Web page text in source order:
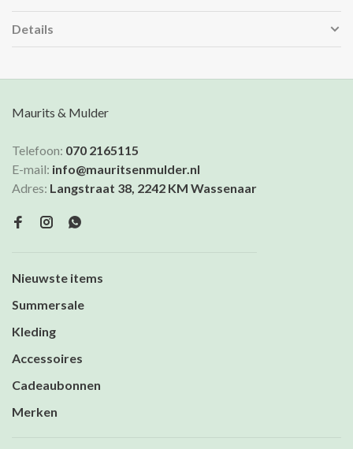
Details
Maurits & Mulder
Telefoon: 070 2165115
E-mail: info@mauritsenmulder.nl
Adres: Langstraat 38, 2242 KM Wassenaar
Nieuwste items
Summersale
Kleding
Accessoires
Cadeaubonnen
Merken